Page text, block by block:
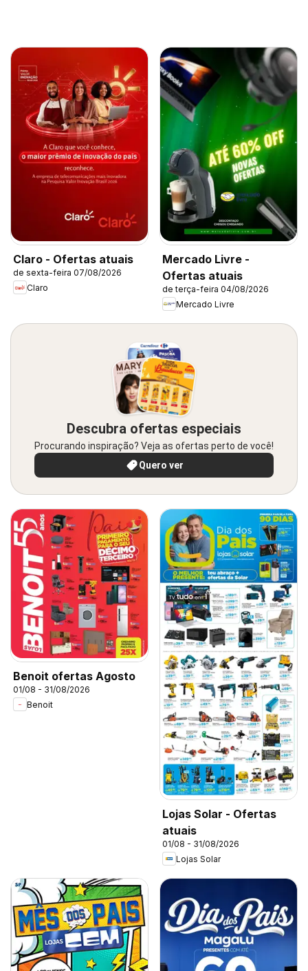
Claro - Ofertas atuais
de sexta-feira 07/08/2026
Claro
Mercado Livre -
Ofertas atuais
de terça-feira 04/08/2026
Mercado Livre
Descubra ofertas especiais
Procurando inspiração? Veja as ofertas perto de você!
Quero ver
Benoit ofertas Agosto
01/08 - 31/08/2026
Benoit
Lojas Solar - Ofertas
atuais
01/08 - 31/08/2026
Lojas Solar